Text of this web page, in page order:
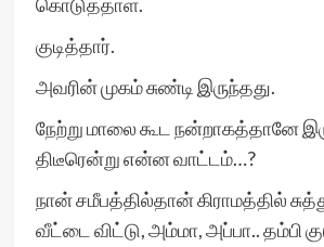
குடித்தார்.
அவரின் முகம் சுண்டி இருந்தது.
நேற்று மாலை கூட நன்றாகத்தானே
திடீரென்று என்ன வாட்டம்…?
நான் சமீபத்தில்தான் கிராமத்தில்
வீட்டை விட்டு, அம்மா, அப்பா.. தம்பி